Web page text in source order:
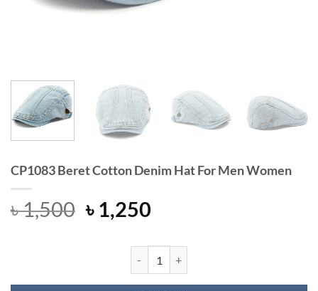
CP1083 Beret Cotton Denim Hat For Men Women
৳1,500 Original
price
৳ 1,500.
৳ 1,250Current
is:
৳ 1,250.
CP1083 Beret Cotton Denim Hat